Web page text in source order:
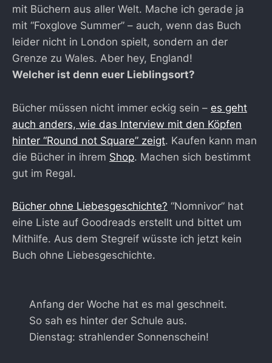
mit Büchern aus aller Welt. Mache ich gerade ja
mit “Foxglove Summer” – auch, wenn das Buch
leider nicht in London spielt, sondern an der
Grenze zu Wales. Aber hey, England!
Welcher ist denn euer Lieblingsort?
Bücher müssen nicht immer eckig sein – es geht
auch anders, wie das Interview mit den Köpfen
hinter “Round not Square” zeigt. Kaufen kann man
die Bücher in ihrem Shop. Machen sich bestimmt
gut im Regal.
Bücher ohne Liebesgeschichte? “Nomnivor” hat
eine Liste auf Goodreads erstellt und bittet um
Mithilfe. Aus dem Stegreif wüsste ich jetzt kein
Buch ohne Liebesgeschichte.
Anfang der Woche hat es mal geschneit.
So sah es hinter der Schule aus.
Dienstag: strahlender Sonnenschein!